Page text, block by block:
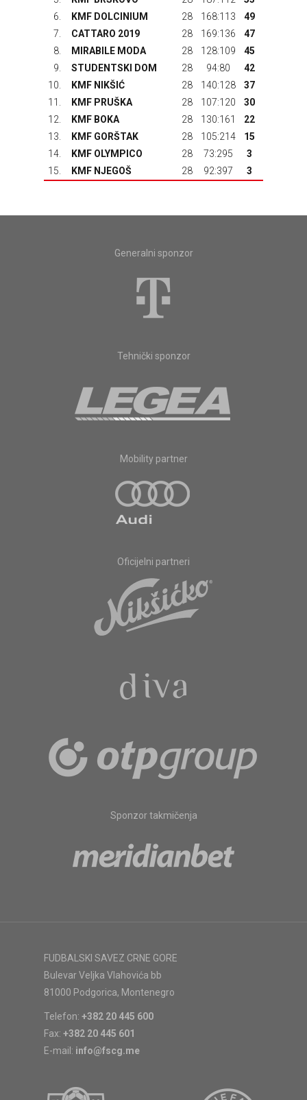
6.
KMF DOLCINIUM 28 168:113
49
7.
CATTARO 2019 28 169:136
47
8.
MIRABILE MODA 28 128:109
45
9.
STUDENTSKI DOM 28 94:80
42
10.
KMF NIKŠIĆ 28 140:128
37
11.
KMF PRUŠKA 28 107:120
30
12.
KMF BOKA 28 130:161
22
13.
KMF GORŠTAK 28 105:214
15
14.
KMF OLYMPICO 28 73:295
3
15.
KMF NJEGOŠ 28 92:397 3
Generalni sponzor
Tehnički sponzor
Mobility partner
Oficijelni partneri
Sponzor takmičenja
FUDBALSKI SAVEZ CRNE GORE
Bulevar Veljka Vlahovića bb
81000 Podgorica, Montenegro
Telefon: +382 20 445 600
Fax: +382 20 445 601
E-mail: info@fscg.me